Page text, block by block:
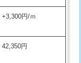
5,500円
5,500円
+3,300円/ｍ
42,350円